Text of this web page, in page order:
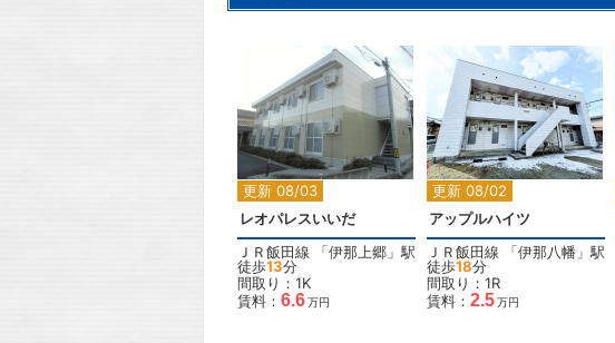
更新 08/03
2
レオパレスいいだ
ＪＲ飯田線 「伊那上郷 」駅
徒歩13分
間取り：1K
賃料： 6.6万円
更新 08/02
2 2
アップルハイツ
ＪＲ飯田線 「伊那八幡 」駅
徒歩18分
間取り：1R
賃料： 2.5万円